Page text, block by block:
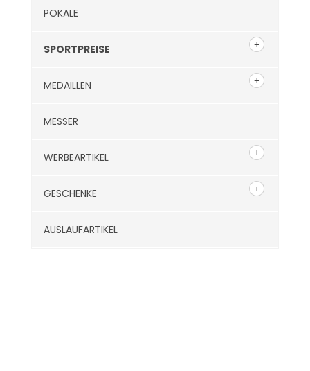
POKALE
SPORTPREISE
MEDAILLEN
MESSER
WERBEARTIKEL
GESCHENKE
AUSLAUFARTIKEL